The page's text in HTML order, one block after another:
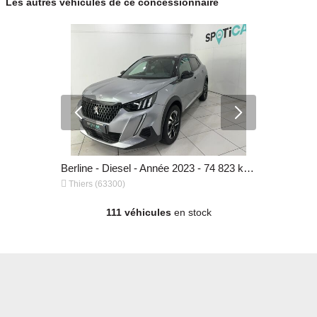
Les autres véhicules de ce concessionnaire
Berline - Diesel - Année 2023 - 74 823 km, 20 470 €
 Thiers (63300)
111 véhiculesen stock